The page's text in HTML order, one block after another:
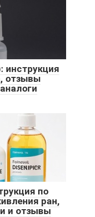
инструкция
отзывы
по
ран,
и отзывы